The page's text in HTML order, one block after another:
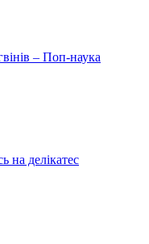
– Поп-наука
на делікатес